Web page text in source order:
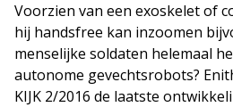
Voorzien van een exoskelet of
hij handsfree kan inzoomen
menselijke soldaten helemaal
autonome gevechtsrobots?
KIJK 2/2016 de laatste